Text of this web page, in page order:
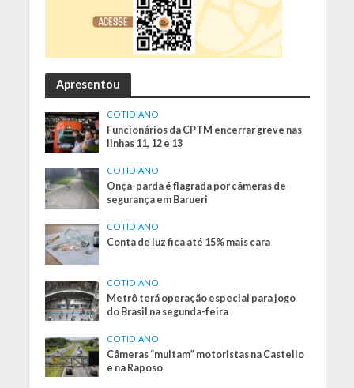
Apresentou
COTIDIANO
Funcionários da CPTM encerrar greve nas
linhas 11, 12 e 13
COTIDIANO
Onça-parda é flagrada por câmeras de
segurança em Barueri
COTIDIANO
Conta de luz fica até 15% mais cara
COTIDIANO
Metrô terá operação especial para jogo
do Brasil na segunda-feira
COTIDIANO
Câmeras “multam” motoristas na Castello
e na Raposo